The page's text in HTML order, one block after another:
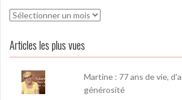
Archives
Articles les plus vues
Martine : 77 ans de vie,
générosité